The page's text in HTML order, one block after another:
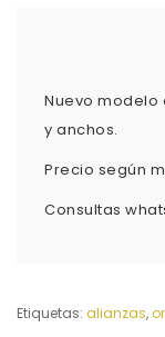
Nuevo modelo
y anchos.
Precio según
Consultas
Etiquetas: alianzas,